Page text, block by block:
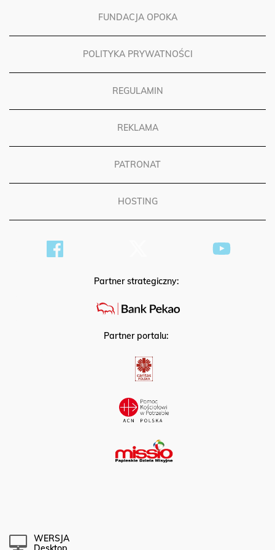
FUNDACJA OPOKA
POLITYKA PRYWATNOŚCI
REGULAMIN
REKLAMA
PATRONAT
HOSTING
Partner strategiczny:
Partner portalu:
WERSJA